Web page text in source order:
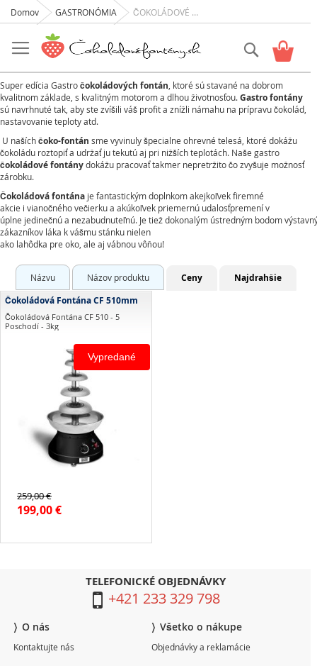
to
Content
Košík
Vyhľadať
Domov GASTRONÓMIA ČOKOLÁDOVÉ FONTÁNY GASTRONÓMIA
Super edícia Gastročokoládových fontán , ktoré sú stavané na dobrom
kvalitnom základe, s kvalitným motorom a dlhou životnosťou.Gastro fontány
sú navrhnuté tak, aby ste zvíšili váš profit a znížli námahu na prípravu čokolád,
nastavovanie teploty atd.
U našíchčoko-fontán sme vyvinuly špecialne ohrevné telesá, ktoré dokážu
čokoládu roztopiť a udržať ju tekutú aj pri nižších teplotách. Naše gastro
čokoládové fontánydokážu pracovať takmer nepretržito čo zvyšuje možnosť
zárobku.
Čokoládováfontána je fantastickýmdoplnkomakejkoľvekfiremné
akcie i vianočnéhovečierkua akúkoľvek priemernú udalosťpremenív
úplne jedinečnúa nezabudnuteľnú. Je tieždokonalým ústredným bodom
zákazníkov láka kvášmustánku nielen
ako lahôdka pre oko ale aj vábnouvôňou!
Názvu Názov produktu Ceny
Najdrahšie
Čokoládová Fontána CF 510mm
Čokoládová Fontána CF 510 - 5
Poschodí - 3kg
Kaskádová Fontána 5
poschodová so špirálovým
čerpadlom
Kapacita: 3 kg
Plynulý prietok bez hlučnosti
210 W ohrievacie teleso
Ochrana proti prehrievaniu
Rozmery (d x š x v): 35 x 32.5 x
Vypredané
259,00 €
199,00 €
TELEFONICKÉ OBJEDNÁVKY
+421 233 329 798
O nás
Kontaktujte nás
Všetko o nákupe
Objednávky a reklamácie